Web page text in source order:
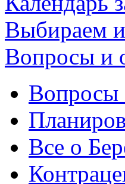
Выбираем
Вопросы и
Вопросы
Все о